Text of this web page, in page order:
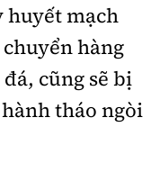
huyết mạch
hàng
cũng sẽ bị
tháo ngòi